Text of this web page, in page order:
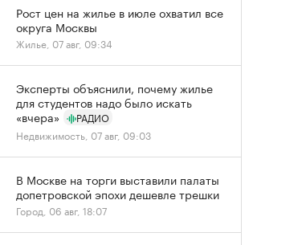
Рост цен на жилье в июле охватил все
округа Москвы
Жилье, 07 авг, 09:34
Эксперты объяснили, почему жилье
для студентов надо было искать
«вчера»
РАДИО
Недвижимость, 07 авг, 09:03
В Москве на торги выставили палаты
допетровской эпохи дешевле трешки
Город, 06 авг, 18:07